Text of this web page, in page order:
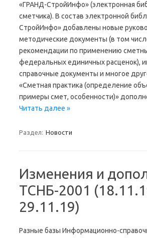
«ГРАНД-СтройИнфо» (электронная
сметчика). В состав электронной
СтройИнфо» добавлены новые
методические документы (в том
рекомендации по применению
федеральных единичных расценок),
справочные документы и многое
«Сметная практика (определение
примеры смет, особенности)»
Читать далее »
Раздел: Новости
Изменения и
ТСНБ-2001
29.11.19)
Разные базы Информационно-